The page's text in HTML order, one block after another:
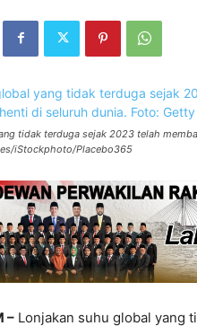
tidak terduga sejak 2023 telah
iStockphoto/Placebo365
– Lonjakan suhu global yang